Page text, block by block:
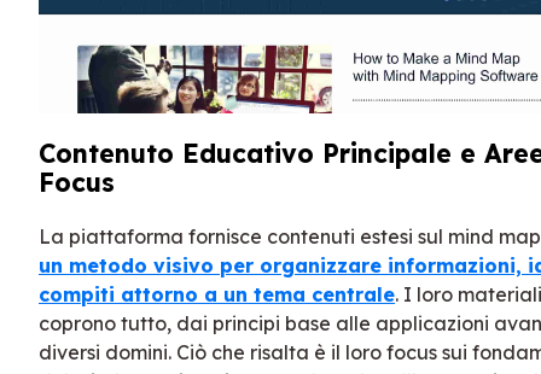
Contenuto Educativo Principale e
Focus
La piattaforma fornisce contenuti estesi sul mind
un metodo visivo per organizzare informazioni,
compiti attorno a un tema centrale. I loro
coprono tutto, dai principi base alle applicazioni
diversi domini. Ciò che risalta è il loro focus sui